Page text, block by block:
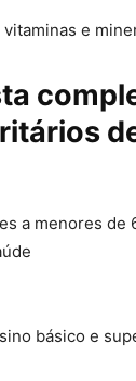
e
a menores de
básico e